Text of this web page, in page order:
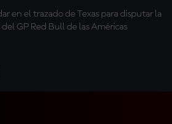
en el trazado de Texas para disputar la
GP Red Bull de las Américas